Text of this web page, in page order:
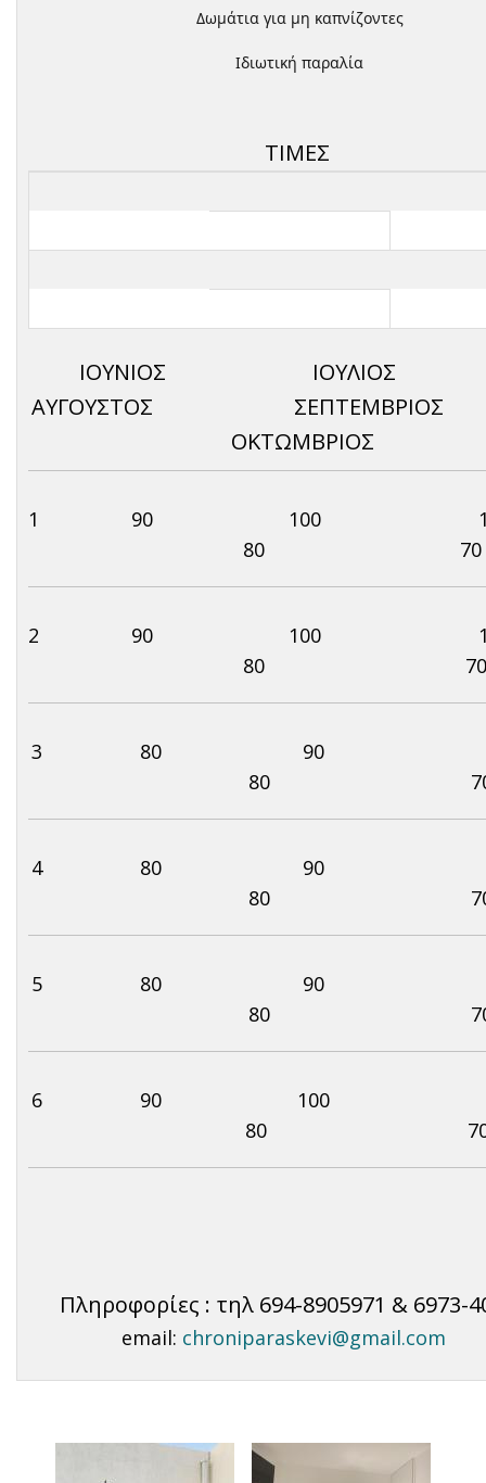
Δωμάτια για μη καπνίζοντες
Ιδιωτική παραλία
ΤΙΜΕΣ
ΙΟΥΝΙΟΣ
ΑΥΓΟΥΣΤΟΣ
ΟΚΤΩΜΒΡΙΟΣ
1 90 100
80 70
2 90 100
80 70
3 80 90
80
4 80 90
80
5 80 90
80
6 90 100
80
Πληροφορίες : τηλ 694-8905971 & 6973-
email: chroniparaskevi@gmail.com